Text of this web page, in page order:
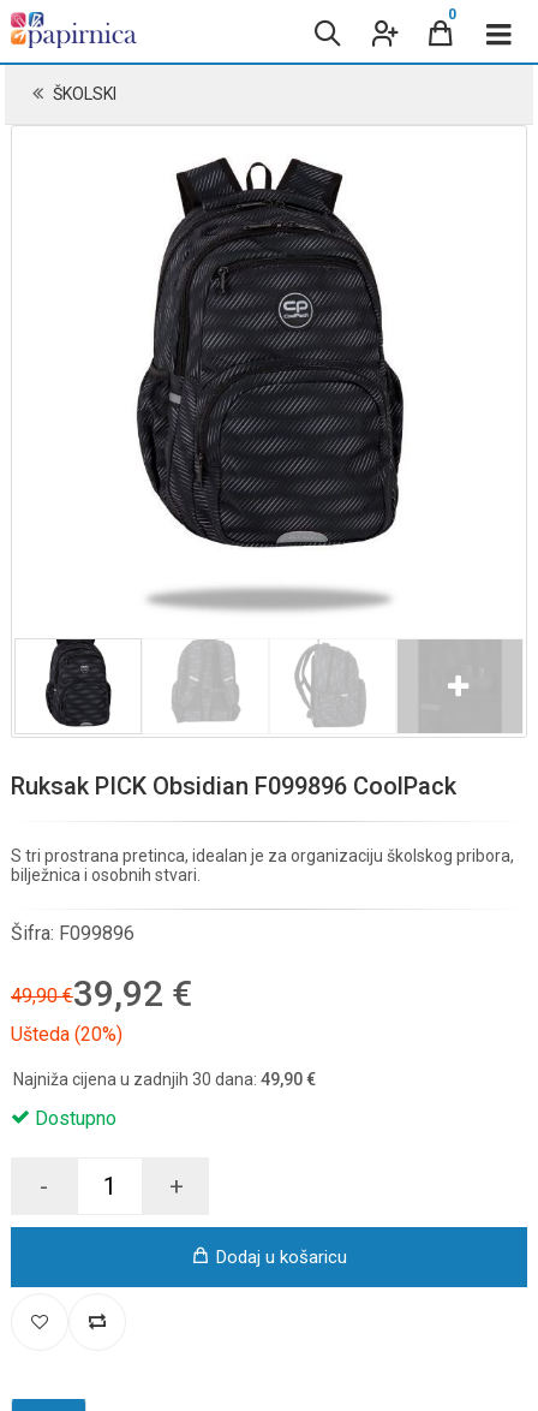
0
ŠKOLSKI
Ruksak PICK Obsidian F099896 CoolPack
S tri prostrana pretinca, idealan je za organizaciju školskog pribora,
bilježnica i osobnih stvari.
Šifra: F099896
49,90 €39,92 €
Ušteda (20%)
Najniža cijena u zadnjih 30 dana: 49,90 €
Dostupno
- +
Dodaj u košaricu